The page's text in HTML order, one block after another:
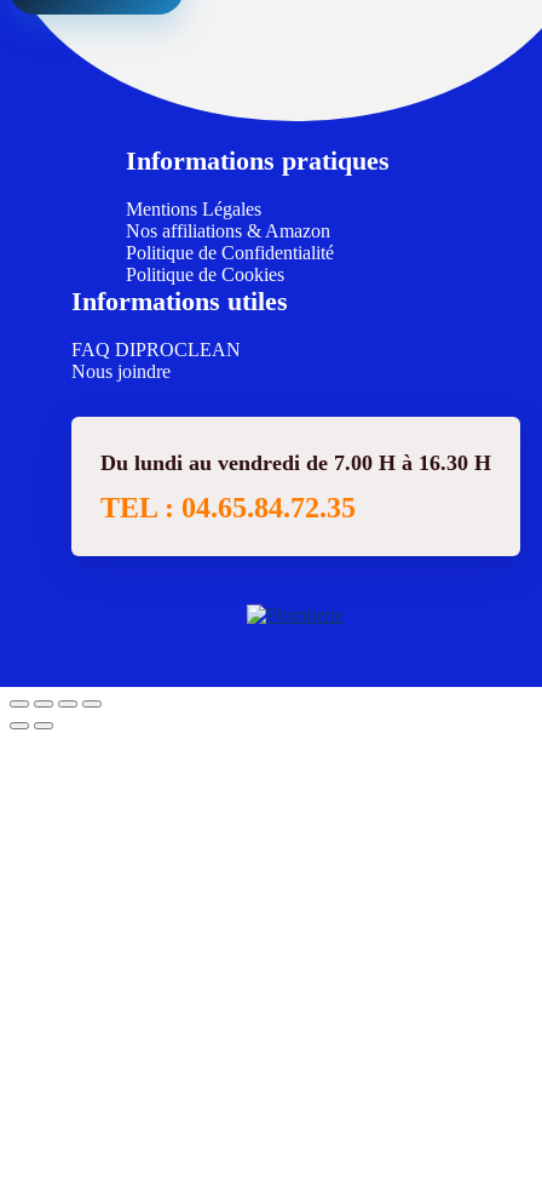
Informations pratiques
Mentions Légales
Nos affiliations & Amazon
Politique de Confidentialité
Politique de Cookies
Informations utiles
FAQ DIPROCLEAN
Nous joindre
Du lundi au vendredi de 7.00 H à 16.30 H
TEL : 04.65.84.72.35